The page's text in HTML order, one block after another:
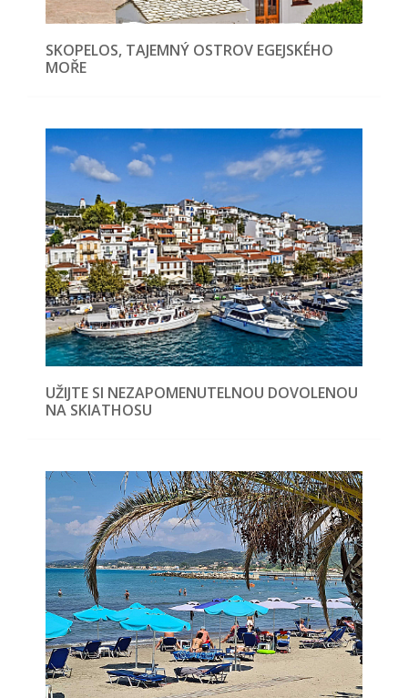
SKOPELOS, TAJEMNÝ OSTROV EGEJSKÉHO
MOŘE
UŽIJTE SI NEZAPOMENUTELNOU DOVOLENOU
NA SKIATHOSU